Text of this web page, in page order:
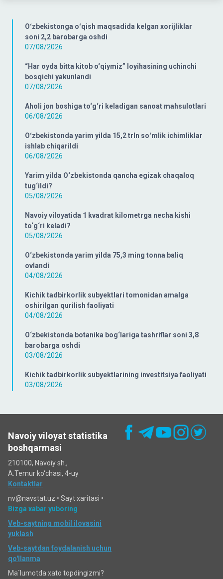
Oʻzbekistonga oʻqish maqsadida kelgan xorijliklar
soni 2,2 barobarga oshdi
07/08/2026
“Har oyda bitta kitob o‘qiymiz” loyihasining uchinchi
bosqichi yakunlandi
07/08/2026
Aholi jon boshiga to‘g‘ri keladigan sanoat mahsulotlari
06/08/2026
Oʻzbekistonda yarim yilda 15,2 trln soʻmlik ichimliklar
ishlab chiqarildi
06/08/2026
Yarim yilda O‘zbekistonda qancha egizak chaqaloq
tug‘ildi?
05/08/2026
Navoiy viloyatida 1 kvadrat kilometrga necha kishi
to‘g‘ri keladi?
05/08/2026
O‘zbekistonda yarim yilda 75,3 ming tonna baliq
ovlandi
04/08/2026
Kichik tadbirkorlik subyektlari tomonidan amalga
oshirilgan qurilish faoliyati
04/08/2026
O‘zbekistonda botanika bog‘lariga tashriflar soni 3,8
barobarga oshdi
03/08/2026
Kichik tadbirkorlik subyektlarining investitsiya faoliyati
03/08/2026
Navoiy viloyat statistika
boshqarmasi
210100, Navoiy sh.,
A.Temur ko‘chаsi, 4-uy
Kontaktlar
nv@navstat.uz • Sayt xaritasi •
Bizga xabar yuboring
Veb-saytning mobil ilovasini
yuklash
Veb-saytdan foydalanish uchun
qo'llanma
Ma`lumotda xato topdingizmi?